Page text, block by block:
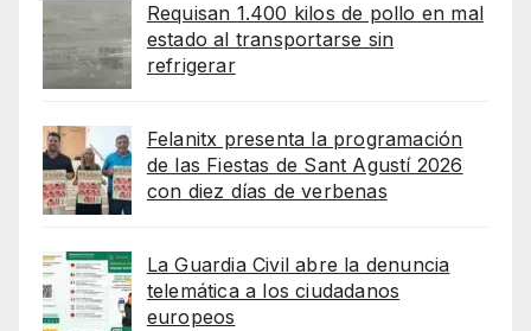
Requisan 1.400 kilos de pollo en mal
estado al transportarse sin
refrigerar
Felanitx presenta la programación
de las Fiestas de Sant Agustí 2026
con diez días de verbenas
La Guardia Civil abre la denuncia
telemática a los ciudadanos
europeos